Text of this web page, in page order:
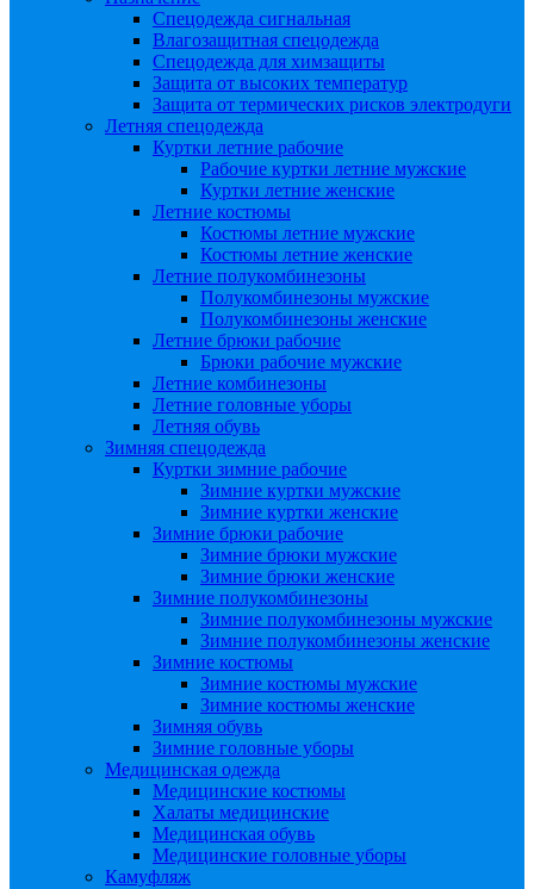
Спецодежда сигнальная
Влагозащитная спецодежда
Спецодежда для химзащиты
Защита от высоких температур
Защита от термических рисков электродуги
Летняя спецодежда
Куртки летние рабочие
Рабочие куртки летние мужские
Куртки летние женские
Летние костюмы
Костюмы летние мужские
Костюмы летние женские
Летние полукомбинезоны
Полукомбинезоны мужские
Полукомбинезоны женские
Летние брюки рабочие
Брюки рабочие мужские
Летние комбинезоны
Летние головные уборы
Летняя обувь
Зимняя спецодежда
Куртки зимние рабочие
Зимние куртки мужские
Зимние куртки женские
Зимние брюки рабочие
Зимние брюки мужские
Зимние брюки женские
Зимние полукомбинезоны
Зимние полукомбинезоны мужские
Зимние полукомбинезоны женские
Зимние костюмы
Зимние костюмы мужские
Зимние костюмы женские
Зимняя обувь
Зимние головные уборы
Медицинская одежда
Медицинские костюмы
Халаты медицинские
Медицинская обувь
Медицинские головные уборы
Камуфляж